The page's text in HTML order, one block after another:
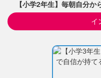
【小学2年生】毎朝自分か
イ